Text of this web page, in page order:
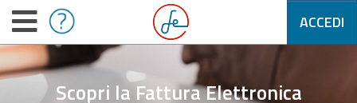
ACCEDI
Scopri la Fattura Elettronica